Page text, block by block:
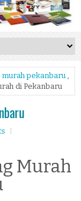
murah pekanbaru
di Pekanbaru
Murah